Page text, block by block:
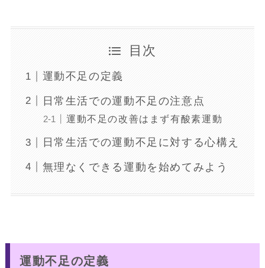
目次
運動不足の定義
日常生活での運動不足の注意点
運動不足の改善はまず有酸素運動
日常生活での運動不足に対する心構え
無理なくできる運動を始めてみよう
運動不足の定義